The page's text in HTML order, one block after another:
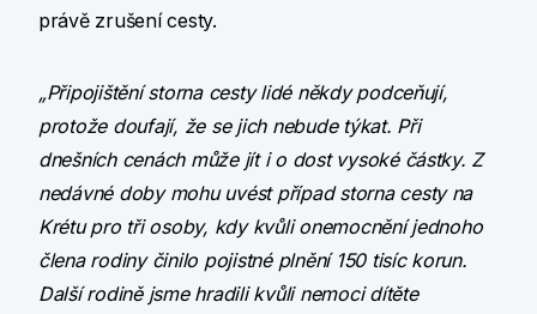
právě zrušení cesty.
„Připojištění storna cesty lidé někdy podceňují,
protože doufají, že se jich nebude týkat. Při
dnešních cenách může jít i o dost vysoké částky. Z
nedávné doby mohu uvést případ storna cesty na
Krétu pro tři osoby, kdy kvůli onemocnění jednoho
člena rodiny činilo pojistné plnění 150 tisíc korun.
Další rodině jsme hradili kvůli nemoci dítěte